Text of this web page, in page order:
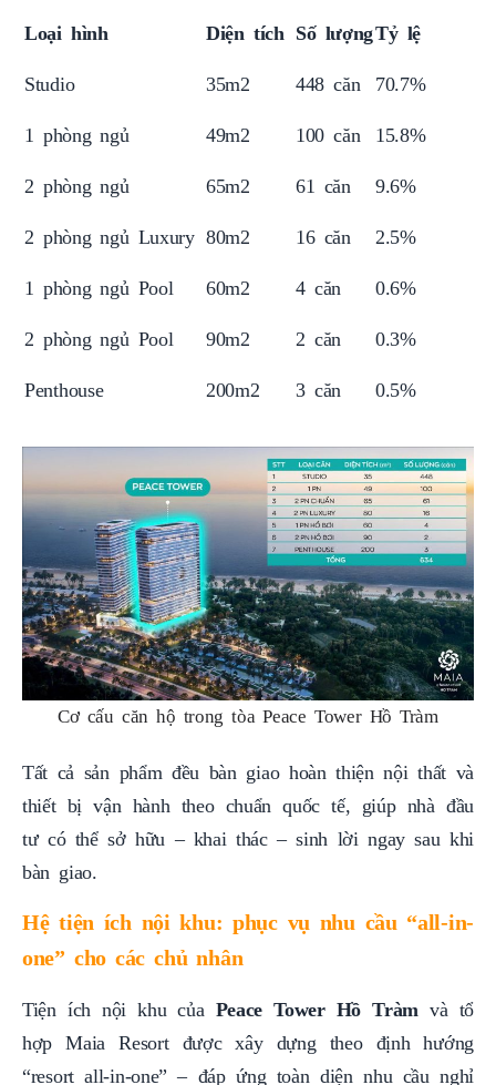
Loại hình Diện tích Số lượngTỷ lệ
Studio 35m2 448 căn 70.7%
1 phòng ngủ 49m2 100 căn 15.8%
2 phòng ngủ 65m2 61 căn 9.6%
2 phòng ngủ Luxury 80m2 16 căn 2.5%
1 phòng ngủ Pool 60m2 4 căn 0.6%
2 phòng ngủ Pool 90m2 2 căn 0.3%
Penthouse 200m2 3 căn 0.5%
Cơ cấu căn hộ trong tòa Peace Tower Hồ Tràm
Tất cả sản phẩm đều bàn giao hoàn thiện nội thất và
thiết bị vận hành theo chuẩn quốc tế, giúp nhà đầu
tư có thể sở hữu – khai thác – sinh lời ngay sau khi
bàn giao.
Hệ tiện ích nội khu: phục vụ nhu cầu “all-in-
one” cho các chủ nhân
Tiện ích nội khu của Peace Tower Hồ Tràm và tổ
hợp Maia Resort được xây dựng theo định hướng
“resort all-in-one” – đáp ứng toàn diện nhu cầu nghỉ